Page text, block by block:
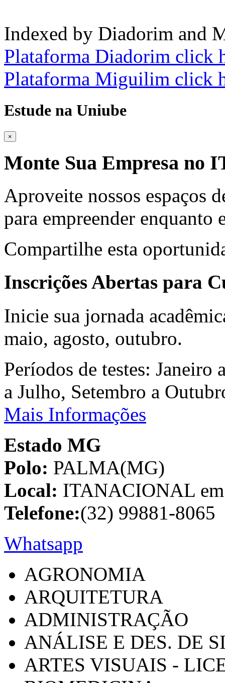
Indexed by Diadorim and
Plataforma Diadorim click
Plataforma Miguilim click
Estude na Uniube
×
Monte Sua Empresa no
Aproveite nossos espaços
para empreender enquanto
Compartilhe esta
Inscrições Abertas para
Inicie sua jornada
maio, agosto, outubro.
Períodos de testes:
a Julho, Setembro a
Mais Informações
Estado MG
Polo: PALMA(MG)
Local: ITANACIONAL
Telefone:(32) 99881-8065
Whatsapp
AGRONOMIA
ARQUITETURA
ADMINISTRAÇÃO
ANÁLISE E DES. DE
ARTES VISUAIS -